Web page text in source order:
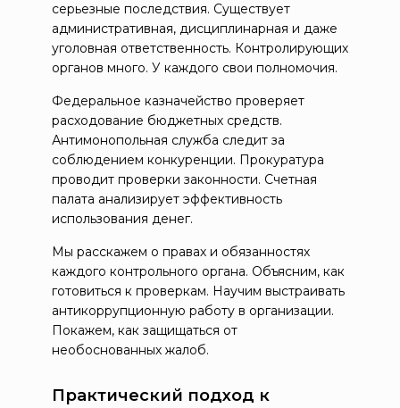
серьезные последствия. Существует
административная, дисциплинарная и даже
уголовная ответственность. Контролирующих
органов много. У каждого свои полномочия.
Федеральное казначейство проверяет
расходование бюджетных средств.
Антимонопольная служба следит за
соблюдением конкуренции. Прокуратура
проводит проверки законности. Счетная
палата анализирует эффективность
использования денег.
Мы расскажем о правах и обязанностях
каждого контрольного органа. Объясним, как
готовиться к проверкам. Научим выстраивать
антикоррупционную работу в организации.
Покажем, как защищаться от
необоснованных жалоб.
Практический подход к